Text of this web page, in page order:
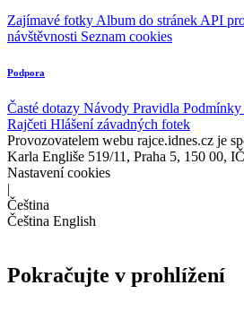
Zajímavé fotky Album do stránek API
návštěvnosti Seznam cookies
Podpora
Časté dotazy Návody Pravidla
Rajčeti Hlášení závadných fotek
Provozovatelem webu rajce.idnes.cz je
Karla Engliše 519/11, Praha 5, 150 00,
Nastavení cookies
|
Čeština
Čeština English
Pokračujte v prohlížení